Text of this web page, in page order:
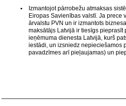
Izmantojot pārrobežu atmaksas
Eiropas Savienības valstī. Ja prece
ārvalstu PVN un ir izmantots
maksātājs Latvijā ir tiesīgs pieprasīt
ieņēmuma dienesta Latvijā, kurš
iestādi, un izsniedz nepieciešamos
pavadzīmes arī pieļaujamas) un